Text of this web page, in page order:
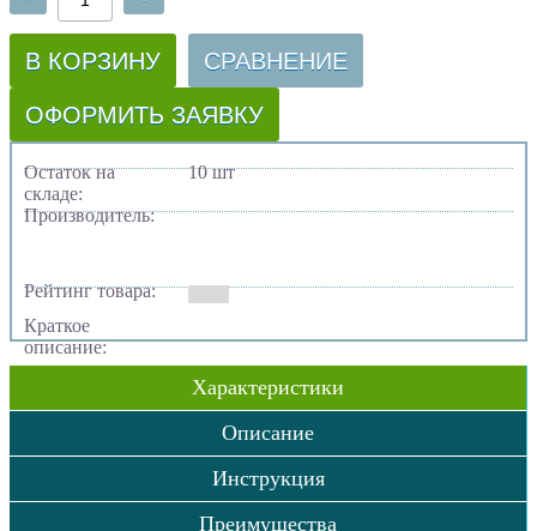
В КОРЗИНУ СРАВНЕНИЕ
ОФОРМИТЬ ЗАЯВКУ
Остаток на
складе:
10 шт
Производитель:
Рейтинг товара:
Краткое
описание:
Характеристики
Описание
Инструкция
Преимущества